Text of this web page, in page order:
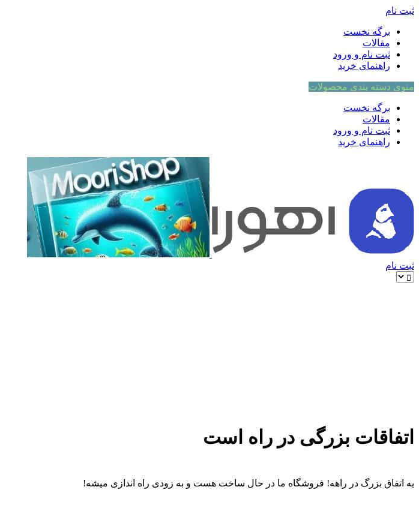
ثبت نام
برگه نخست
مقالات
ثبت نام و ورود
راهنمای خرید
منوی دسته بندی محصولات
برگه نخست
مقالات
ثبت نام و ورود
راهنمای خرید
ثبت نام
اتفاقات بزرگی در راه است
یه اتفاق بزرگ در راهه! فروشگاه ما در حال ساخت هست و به زودی راه اندازی میشه!